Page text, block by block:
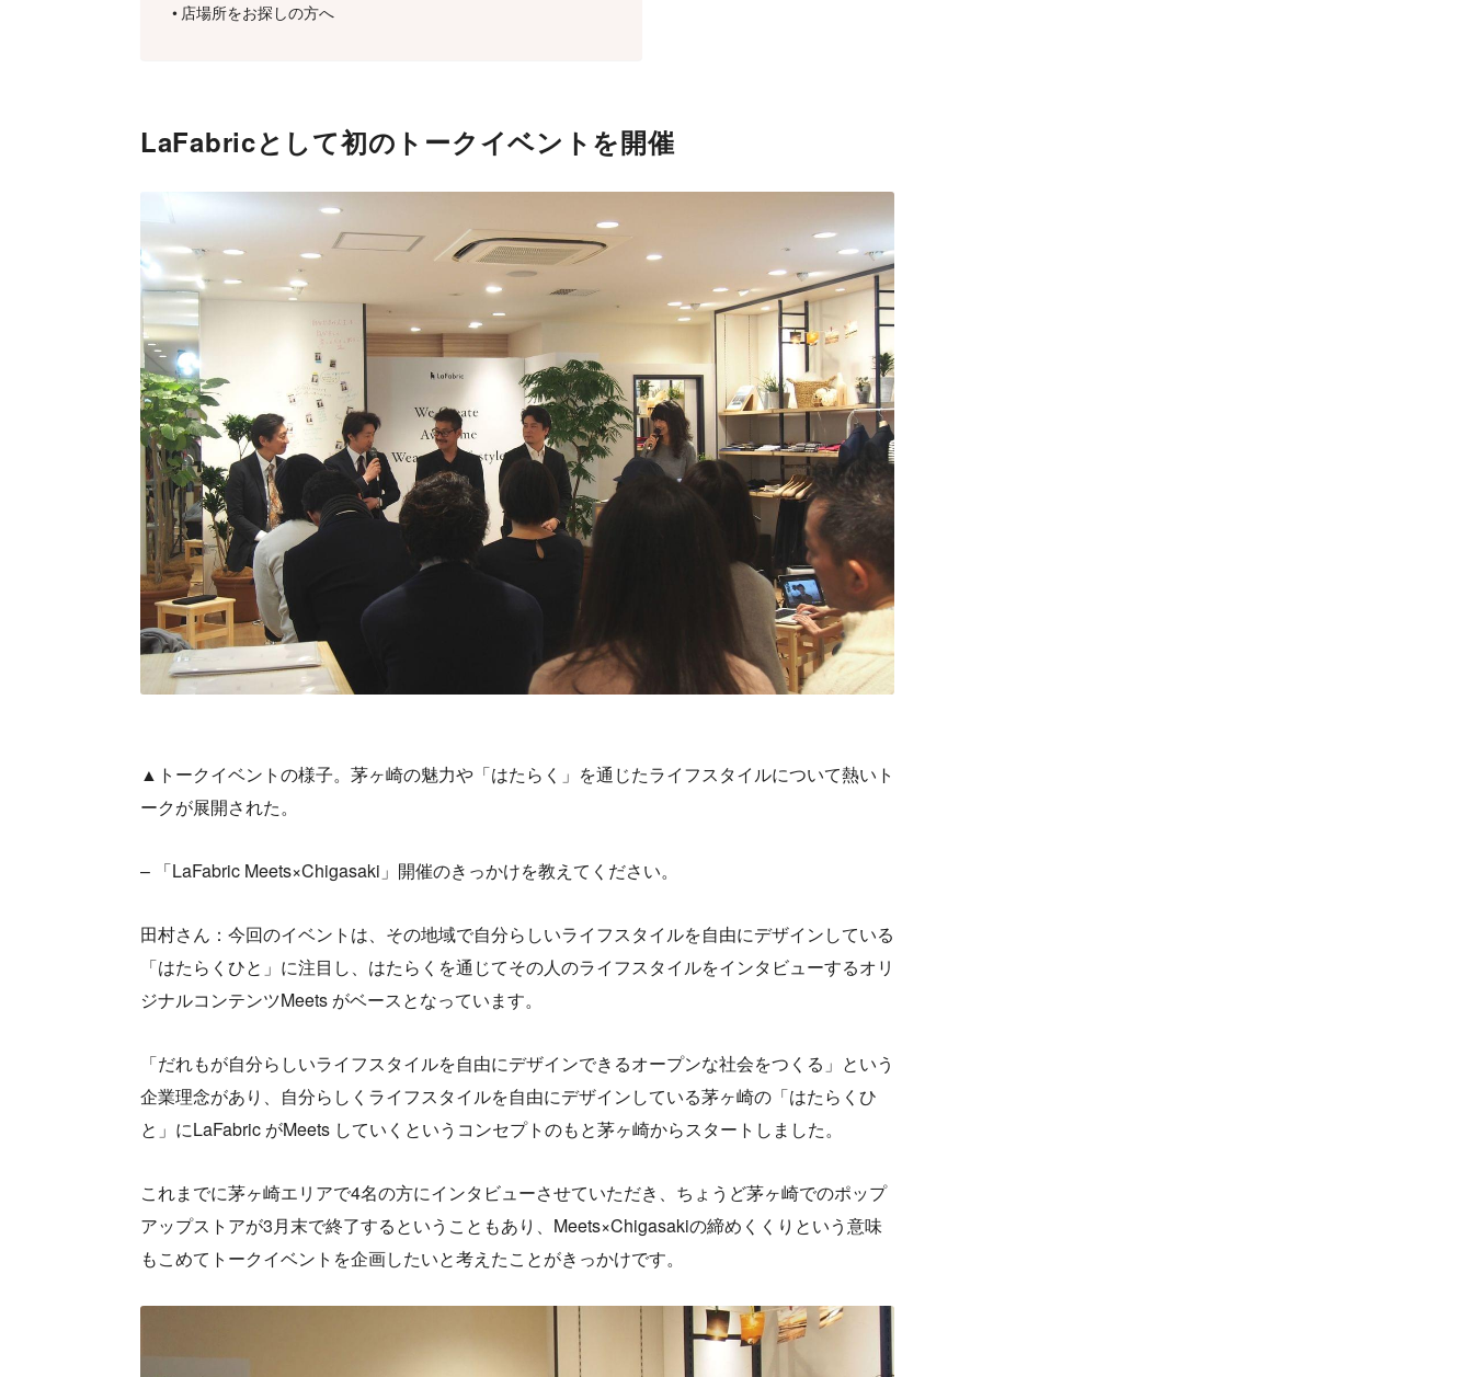
店場所をお探しの方へ
LaFabricとして初のトークイベントを開催
▲トークイベントの様子。茅ヶ崎の魅力や「はたらく」を通じたライフスタイルについて熱いト
ークが展開された。
– 「LaFabric Meets×Chigasaki」開催のきっかけを教えてください。
田村さん：今回のイベントは、その地域で自分らしいライフスタイルを自由にデザインしている
「はたらくひと」に注目し、はたらくを通じてその人のライフスタイルをインタビューするオリ
ジナルコンテンツMeets がベースとなっています。
「だれもが自分らしいライフスタイルを自由にデザインできるオープンな社会をつくる」という
企業理念があり、自分らしくライフスタイルを自由にデザインしている茅ヶ崎の「はたらくひ
と」にLaFabric がMeets していくというコンセプトのもと茅ヶ崎からスタートしました。
これまでに茅ヶ崎エリアで4名の方にインタビューさせていただき、ちょうど茅ヶ崎でのポップ
アップストアが3月末で終了するということもあり、Meets×Chigasakiの締めくくりという意味
もこめてトークイベントを企画したいと考えたことがきっかけです。